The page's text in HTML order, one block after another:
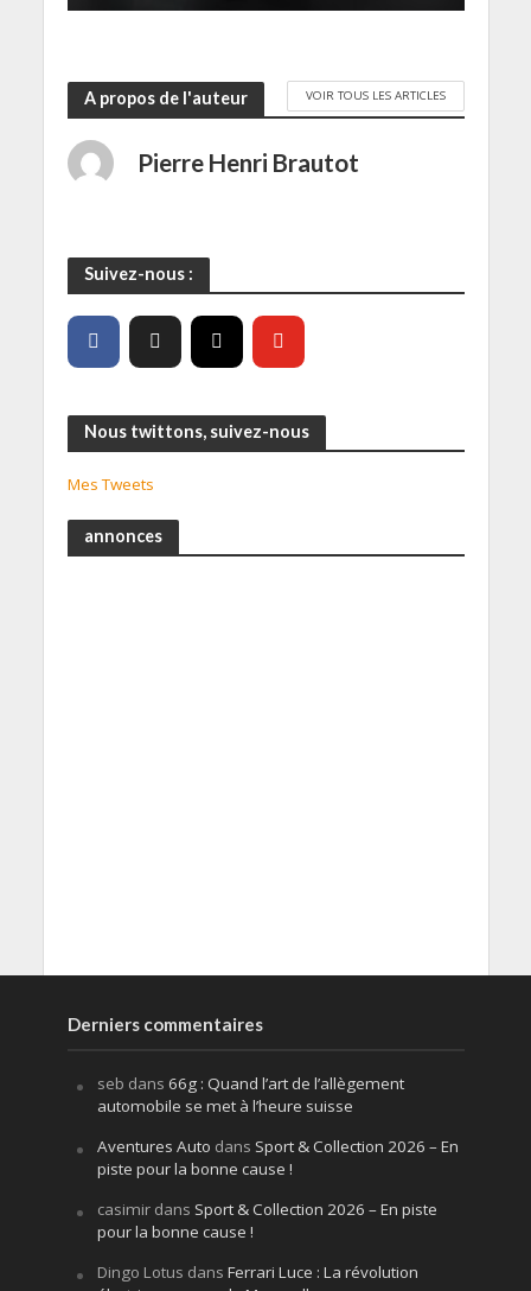
A propos de l'auteur VOIR TOUS LES ARTICLES
Pierre Henri Brautot
Suivez-nous :
Nous twittons, suivez-nous
Mes Tweets
annonces
Derniers commentaires
seb dans 66g : Quand l’art de l’allègement
automobile se met à l’heure suisse
Aventures Auto dans Sport & Collection 2026 – En
piste pour la bonne cause !
casimirdans Sport & Collection 2026 – En piste
pour la bonne cause !
Dingo Lotus dans Ferrari Luce : La révolution